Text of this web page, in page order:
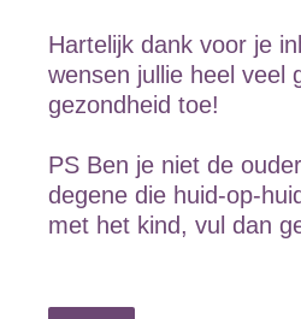
Hartelijk dank voor je
wensen jullie heel veel
gezondheid toe!
PS Ben je niet de
degene die huid-op-
met het kind, vul dan